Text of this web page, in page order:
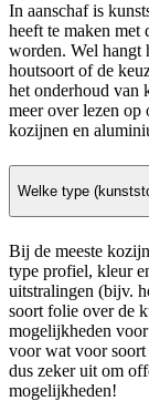
In aanschaf is
heeft te maken met
worden. Wel hangt
houtsoort of de
het onderhoud van
meer over lezen op
kozijnen en
Welke type
Bij de meeste
type profiel, kleur
uitstralingen (bijv.
soort folie over de
mogelijkheden
voor wat voor
dus zeker uit om
mogelijkheden!